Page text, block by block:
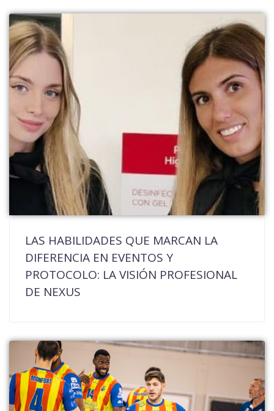
LAS HABILIDADES QUE MARCAN LA
DIFERENCIA EN EVENTOS Y
PROTOCOLO: LA VISIÓN PROFESIONAL
DE NEXUS